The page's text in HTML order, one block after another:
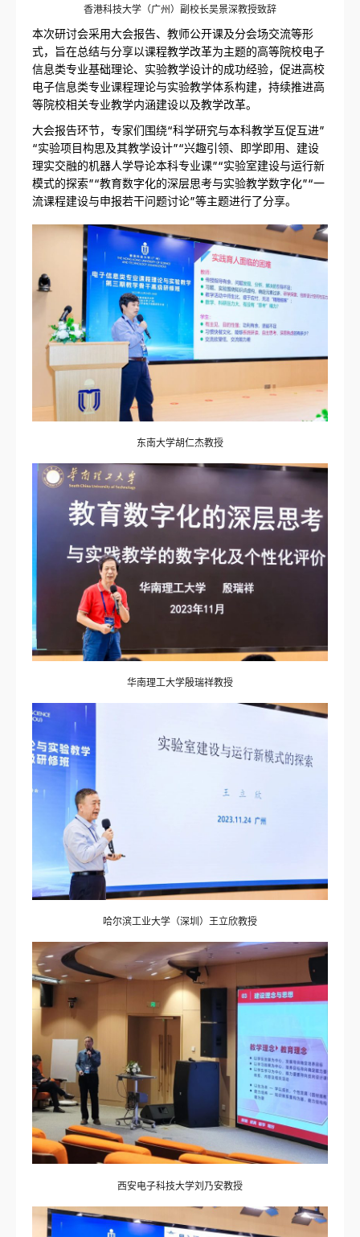
香港科技大学（广州）副校长吴景深教授致辞
本次研讨会采用大会报告、教师公开课及分会场交流等形
式，旨在总结与分享以课程教学改革为主题的高等院校电子
信息类专业基础理论、实验教学设计的成功经验，促进高校
电子信息类专业课程理论与实验教学体系构建，持续推进高
等院校相关专业教学内涵建设以及教学改革。
大会报告环节，专家们围绕“科学研究与本科教学互促互进”
“实验项目构思及其教学设计”“兴趣引领、即学即用、建设
理实交融的机器人学导论本科专业课”“实验室建设与运行新
模式的探索”“教育数字化的深层思考与实验教学数字化”“一
流课程建设与申报若干问题讨论”等主题进行了分享。
东南大学胡仁杰教授
华南理工大学殷瑞祥教授
哈尔滨工业大学（深圳）王立欣教授
西安电子科技大学刘乃安教授